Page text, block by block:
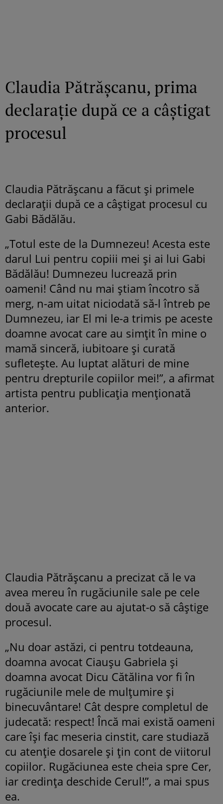
Claudia Pătrășcanu, prima
declarație după ce a câștigat
procesul
Claudia Pătrășcanu a făcut și primele
declarații după ce a câștigat procesul cu
Gabi Bădălău.
„Totul este de la Dumnezeu! Acesta este
darul Lui pentru copiii mei și ai lui Gabi
Bădălău! Dumnezeu lucrează prin
oameni! Când nu mai știam încotro să
merg, n-am uitat niciodată să-l întreb pe
Dumnezeu, iar El mi le-a trimis pe aceste
doamne avocat care au simțit în mine o
mamă sinceră, iubitoare și curată
sufletește. Au luptat alături de mine
pentru drepturile copiilor mei!”, a afirmat
artista pentru publicația menționată
anterior.
Claudia Pătrășcanu a precizat că le va
avea mereu în rugăciunile sale pe cele
două avocate care au ajutat-o să câștige
procesul.
„Nu doar astăzi, ci pentru totdeauna,
doamna avocat Ciaușu Gabriela și
doamna avocat Dicu Cătălina vor fi în
rugăciunile mele de mulțumire și
binecuvântare! Cât despre completul de
judecată: respect! Încă mai există oameni
care își fac meseria cinstit, care studiază
cu atenție dosarele și țin cont de viitorul
copiilor. Rugăciunea este cheia spre Cer,
iar credința deschide Cerul!”, a mai spus
ea.